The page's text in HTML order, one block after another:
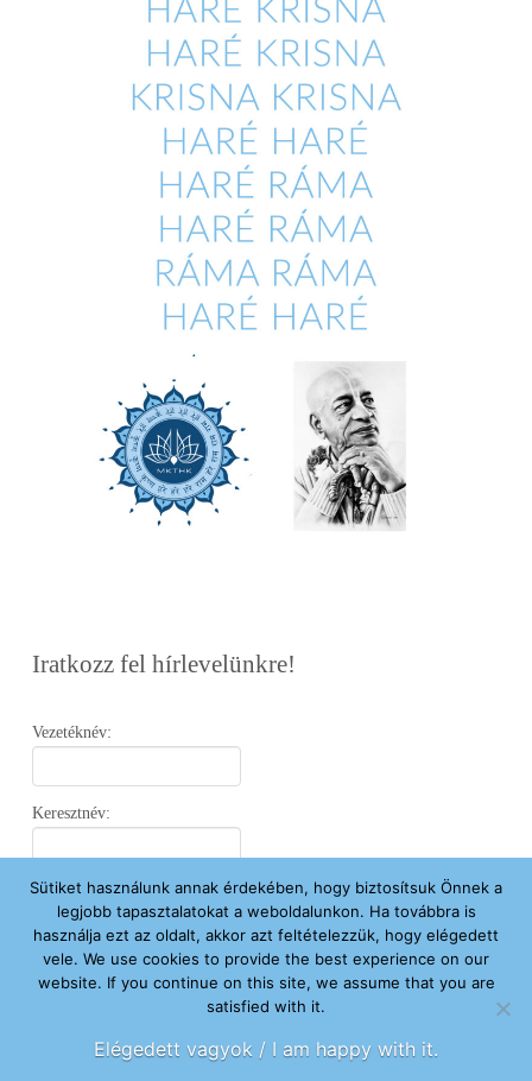
Iratkozz fel hírlevelünkre!
Vezetéknév:
Keresztnév:
Email:
Elfogadom az Adatvédelmi Nyilatkozatot .
Sütiket használunk annak érdekében, hogy biztosítsuk Önnek a
legjobb tapasztalatokat a weboldalunkon. Ha továbbra is
használja ezt az oldalt, akkor azt feltételezzük, hogy elégedett
vele. We use cookies to provide the best experience on our
website. If you continue on this site, we assume that you are
satisfied with it.
Elégedett vagyok / I am happy with it.